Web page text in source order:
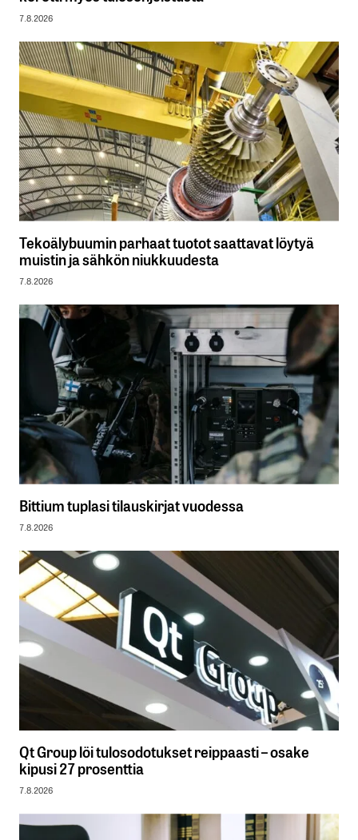
7.8.2026
Tekoälybuumin parhaat tuotot saattavat löytyä
muistin ja sähkön niukkuudesta
7.8.2026
Bittium tuplasi tilauskirjat vuodessa
7.8.2026
Qt Group löi tulosodotukset reippaasti – osake
kipusi 27 prosenttia
7.8.2026